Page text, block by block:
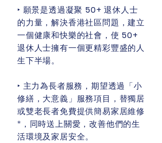
‣ 願景是透過凝聚 50+ 退休人士
的力量，解決香港社區問題，建立
一個健康和快樂的社會，使 50+
退休人士擁有一個更精彩豐盛的人
生下半場。
‣ 主力為長者服務，期望透過「小
修繕，大意義」服務項目，替獨居
或雙老長者免費提供簡易家居維修
*，同時送上關愛，改善他們的生
活環境及家居安全。